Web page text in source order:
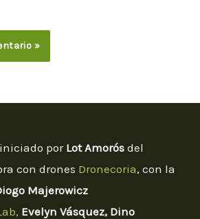
por Lot Amorós del
con drones Dronecoria, con la
Majerowicz
Evelyn Vásquez, Dino